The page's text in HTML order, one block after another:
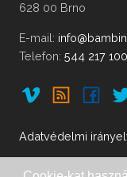
628 00 Brno
E-mail:
Telefon: 544 217 100
Adatvédelmi